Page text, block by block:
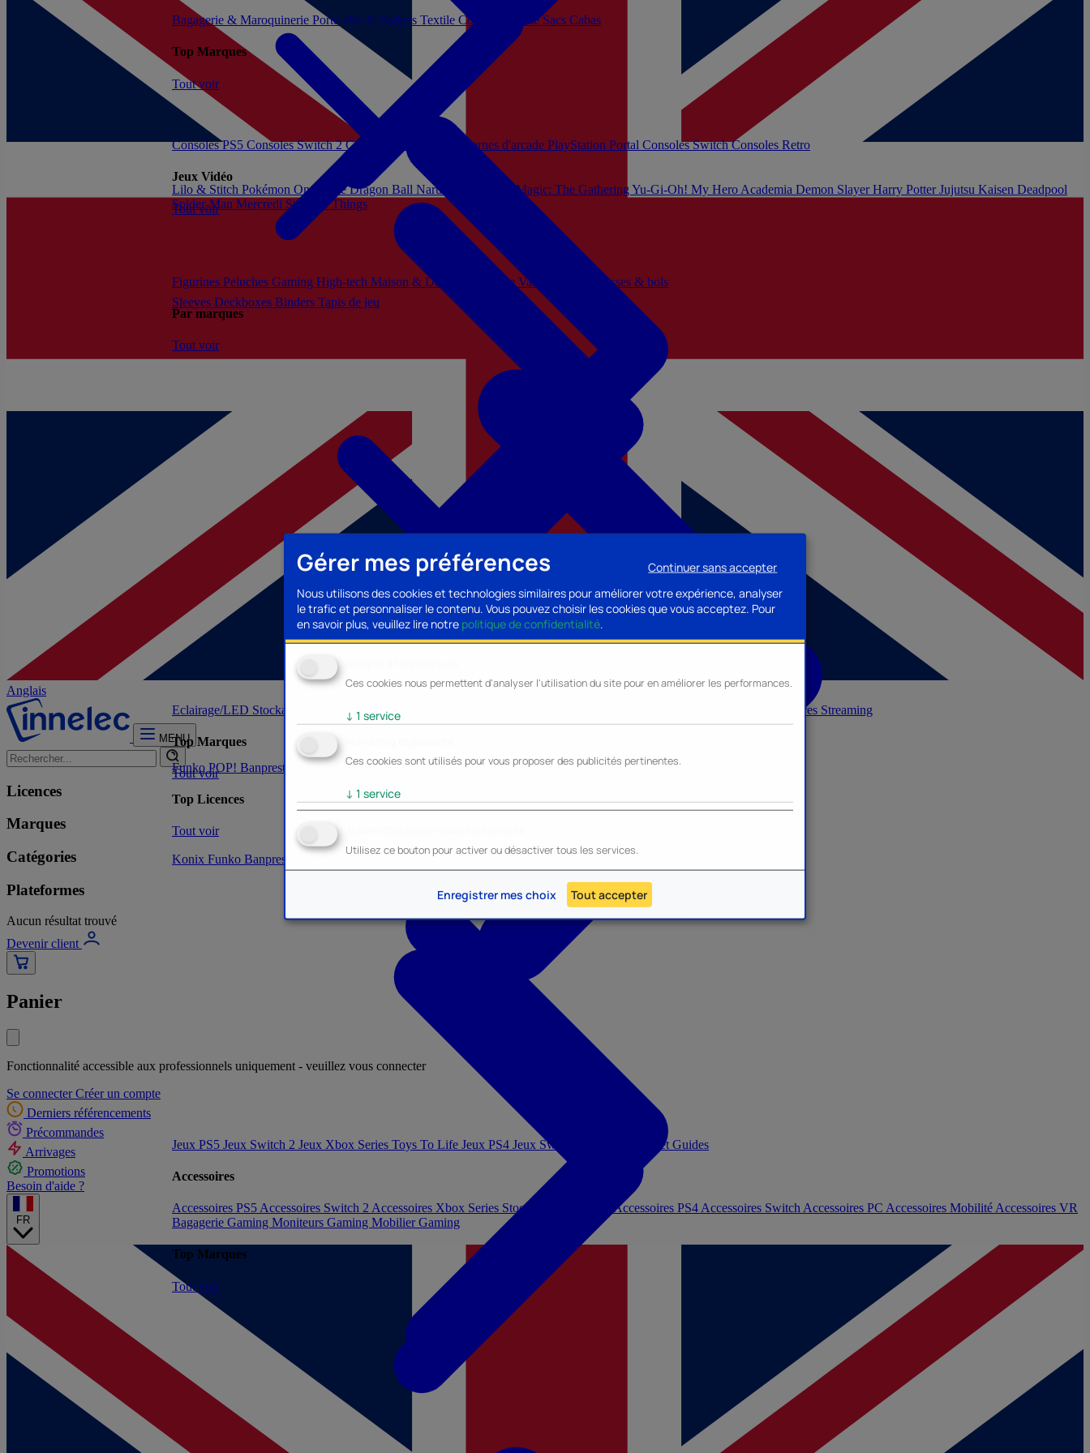
Gérer mes préférences
Nous utilisons des cookies et technologies similaires pour améliorer votre expérience, analyser
le trafic et personnaliser le contenu. Vous pouvez choisir les cookies que vous acceptez. Pour
en savoir plus, veuillez lire notre politique de confidentialité.
Ces cookies nous permettent d'analyser l'utilisation du site pour en améliorer les performances.
↓ 1 service
Ces cookies sont utilisés pour vous proposer des publicités pertinentes.
↓ 1 service
Utilisez ce bouton pour activer ou désactiver tous les services.
Continuer sans accepter
Enregistrer mes choix Tout accepter
Anglais
MENU
Licences
Marques
Catégories
Plateformes
Aucun résultat trouvé
Devenir client
Panier
Fonctionnalité accessible aux professionnels uniquement - veuillez vous connecter
Se connecter Créer un compte
Derniers référencements
Précommandes
Arrivages
Promotions
Besoin d'aide ?
FR
Figurines Peluches Gaming High-tech Maison & Décoration ModeVaisselle Mugs, tasses & bols
Par marques
Tout voir
Konix Funko Banpresto NOUVEAU - Heroes Inc.
Consoles PS5 Consoles Switch 2Consoles Xbox Series Bornes d'arcade PlayStation Portal Consoles SwitchConsoles Retro
Jeux Vidéo
Tout voir
Jeux PS5 Jeux Switch 2 Jeux Xbox Series Toys To Life Jeux PS4 Jeux Switch Livres et Guides
Accessoires
Accessoires PS5 Accessoires Switch 2 Accessoires Xbox Series Stockage et Mémoire Accessoires PS4 Accessoires Switch Accessoires PC Accessoires Mobilité Accessoires VR
Bagagerie Gaming Moniteurs Gaming Mobilier Gaming
Top Marques
Tout voir
Bagagerie & Maroquinerie Porte-clés & Badges Textile Cosplay BeautéSacs Cabas
Top Marques
Tout voir
Funko POP! Banpresto Plastoy StorLyoEnescoCerdaMighty Jaxx
Top Licences
Tout voir
Sleeves Deckboxes Binders Tapis de jeu
Eclairage/LED Stockage/Mémoire Accessoires PC Accessoires Streaming
Top Marques
Tout voir
Lilo & Stitch Pokémon One PieceDragon Ball Naruto Hello KittyMagic: The Gathering Yu-Gi-Oh! My Hero Academia Demon SlayerHarry PotterJujutsu Kaisen Deadpool
Spider-Man Mercredi Stranger Things